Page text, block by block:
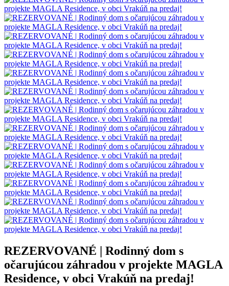
REZERVOVANÉ | Rodinný dom s
očarujúcou záhradou v projekte MAGLA
Residence, v obci Vrakúň na predaj!